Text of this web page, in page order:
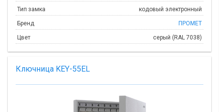
Тип замка кодовый электронный
Бренд ПРОМЕТ
Цвет серый (RAL 7038)
Ключница KEY-55EL